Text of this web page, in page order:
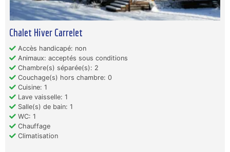
Chalet Hiver Carrelet
Accès handicapé: non
Animaux: acceptés sous conditions
Chambre(s) séparée(s): 2
Couchage(s) hors chambre: 0
Cuisine: 1
Lave vaisselle: 1
Salle(s) de bain: 1
WC: 1
Chauffage
Climatisation